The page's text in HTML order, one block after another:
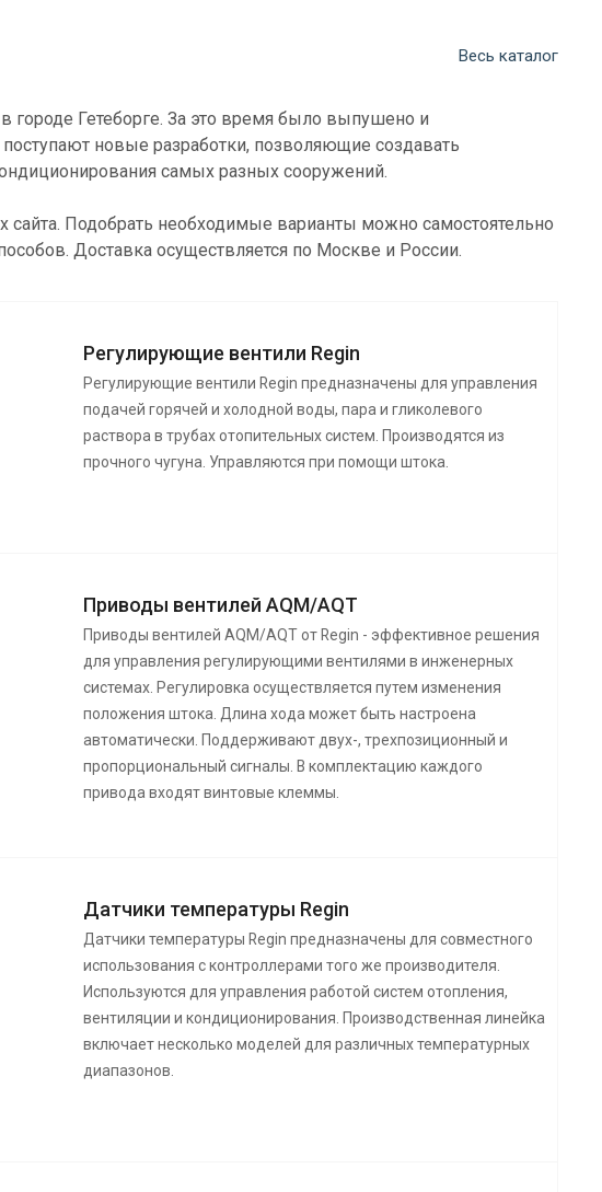
Весь каталог
городе Гетеборге. За это время было выпушено и
новые разработки, позволяющие создавать
самых разных сооружений.
сайта. Подобрать необходимые варианты можно самостоятельно
Доставка осуществляется по Москве и России.
Регулирующие вентили Regin
Регулирующие вентили Regin предназначены для управления
подачей горячей и холодной воды, пара и гликолевого
раствора в трубах отопительных систем. Производятся из
прочного чугуна. Управляются при помощи штока.
Приводы вентилей AQM/AQT
Приводы вентилей AQM/AQT от Regin - эффективное решения
для управления регулирующими вентилями в инженерных
системах. Регулировка осуществляется путем изменения
положения штока. Длина хода может быть настроена
автоматически. Поддерживают двух-, трехпозиционный и
пропорциональный сигналы. В комплектацию каждого
привода входят винтовые клеммы.
Датчики температуры Regin
Датчики температуры Regin предназначены для совместного
использования с контроллерами того же производителя.
Используются для управления работой систем отопления,
вентиляции и кондиционирования. Производственная линейка
включает несколько моделей для различных температурных
диапазонов.